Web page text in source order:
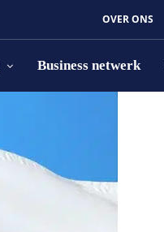
OVER ONS
Business netwerk